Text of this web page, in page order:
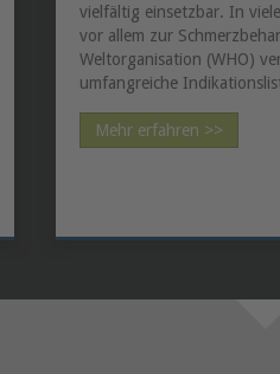
vielfältig einsetzbar. In
vor allem zur
Weltorganisation (WHO)
umfangreiche
Mehr erfahren >>